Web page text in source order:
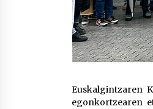
Euskalgintzaren
egonkortzearen